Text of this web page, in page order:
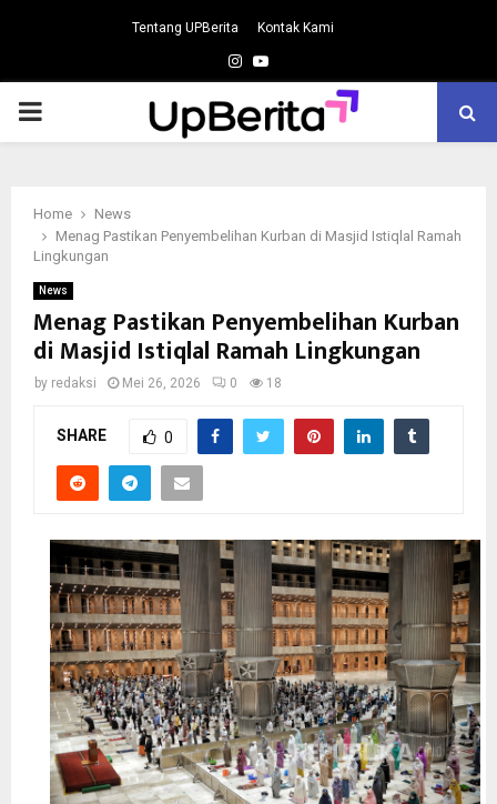
Tentang UPBerita Kontak Kami
Instagram
Youtube
PRIMARY
Home
News
Menag Pastikan Penyembelihan Kurban di Masjid Istiqlal Ramah
Lingkungan
News
Menag Pastikan Penyembelihan Kurban
di Masjid Istiqlal Ramah Lingkungan
by redaksi Mei 26, 2026 0 18
SHARE 0